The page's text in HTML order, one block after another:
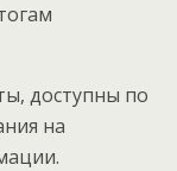
доступны по
на